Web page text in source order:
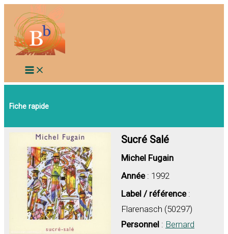
contenu
Fiche rapide
Sucré Salé
Michel Fugain
Année: 1992
Label / référence:
Flarenasch (50297)
Personnel : Bernard